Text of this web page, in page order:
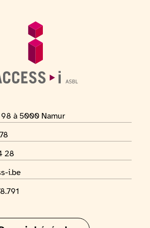
Informations générales
lieu
98 à 5000 Namur
28
i.be